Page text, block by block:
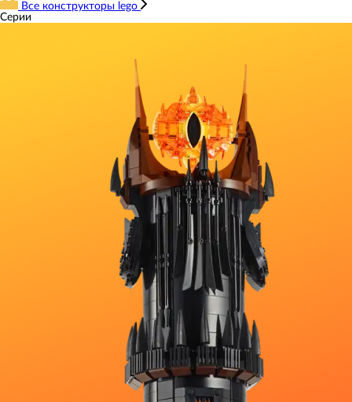
Все конструкторы lego
Серии